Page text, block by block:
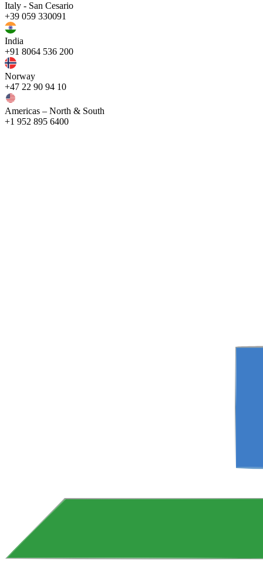
Italy - San Cesario
+39 059 330091
India
+91 8064 536 200
Norway
+47 22 90 94 10
Americas – North & South
+1 952 895 6400